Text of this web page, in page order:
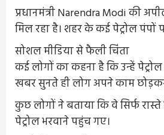
प्रधानमंत्री Narendra Modi की
मिल रहा है। शहर के कई पेट्रोल पंपों
सोशल मीडिया से फैली चिंता
कई लोगों का कहना है कि उन्हें
खबर सुनते ही लोग अपने काम
कुछ लोगों ने बताया कि वे सिर्फ
पेट्रोल भरवाने पहुंच गए।